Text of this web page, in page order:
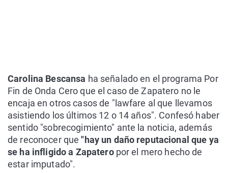
Carolina Bescansa ha señalado en el programa Por
Fin de Onda Cero que el caso de Zapatero no le
encaja en otros casos de "lawfare al que llevamos
asistiendo los últimos 12 o 14 años". Confesó haber
sentido "sobrecogimiento" ante la noticia, además
de reconocer que"hay un daño reputacional que ya
se ha infligido a Zapateropor el mero hecho de
estar imputado".